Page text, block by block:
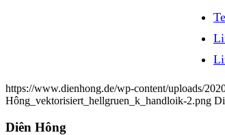
https://www.dienhong.de/wp-content/uploads/
Hông_vektorisiert_hellgruen_k_handloik-2.png
Diên Hông